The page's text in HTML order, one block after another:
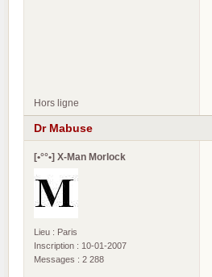
Hors ligne
Dr Mabuse
[•°°•] X-Man Morlock
Lieu : Paris
Inscription : 10-01-2007
Messages : 2 288